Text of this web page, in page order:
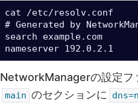
cat /etc/resolv.conf
# Generated by
search example.com
nameserver 192.0.2.1
NetworkManagerの設定フ
main のセクションに